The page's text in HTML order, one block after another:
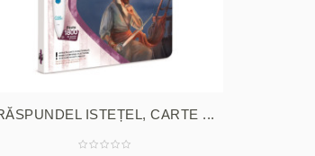
ISTEȚEL, CARTE ...